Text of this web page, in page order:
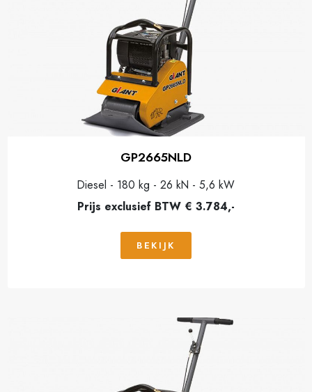
GP2665NLD
Diesel - 180 kg - 26 kN - 5,6 kW
Prijs exclusief BTW € 3.784,-
BEKIJK